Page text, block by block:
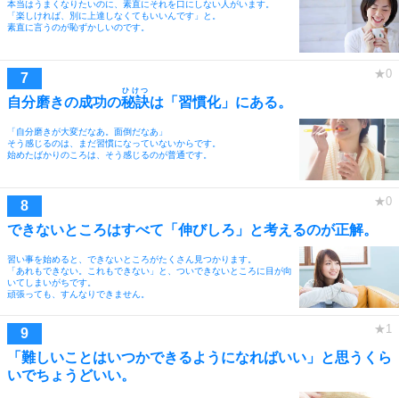
本当はうまくなりたいのに、素直にそれを口にしない人がいます。
「楽しければ、別に上達しなくてもいいんです」と。
素直に言うのが恥ずかしいのです。
自分磨きの成功の秘訣
ひけつ
は「習慣化」にある。
「自分磨きが大変だなあ。面倒だなあ」
そう感じるのは、まだ習慣になっていないからです。
始めたばかりのころは、そう感じるのが普通です。
できないところはすべて「伸びしろ」と考えるのが正解。
習い事を始めると、できないところがたくさん見つかります。
「あれもできない。これもできない」と、ついできないところに目が向
いてしまいがちです。
頑張っても、すんなりできません。
「難しいことはいつかできるようになればいい」と思うくら
いでちょうどいい。